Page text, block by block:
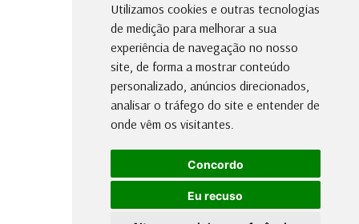
Utilizamos cookies e outras tecnologias
de medição para melhorar a sua
experiência de navegação no nosso
site, de forma a mostrar conteúdo
personalizado, anúncios direcionados,
analisar o tráfego do site e entender de
onde vêm os visitantes.
Concordo
Eu recuso